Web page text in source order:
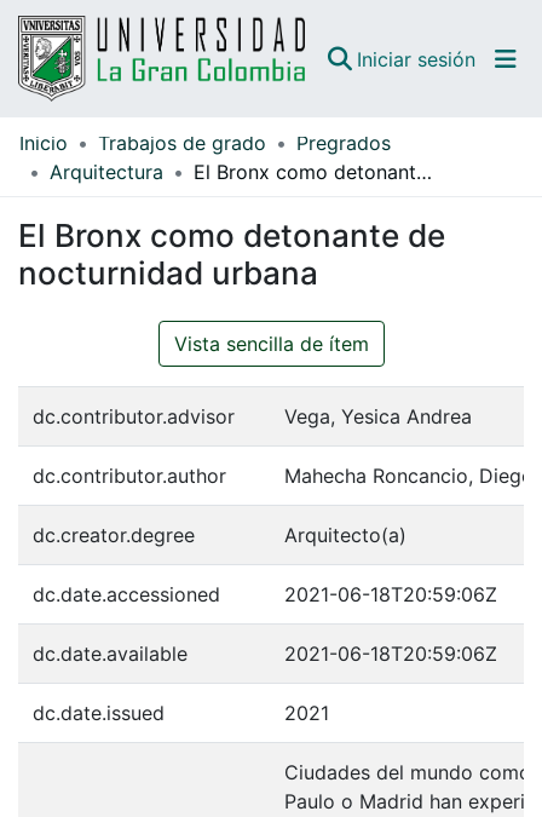
Iniciar sesión
Comunidades
Inicio Trabajos de grado
Pregrados
Arquitectura
El Bronx como detonante de nocturnidad urbana
El Bronx como detonante de
nocturnidad urbana
Vista sencilla de ítem
dc.contributor.advisor Vega, Yesica Andrea
dc.contributor.author Mahecha Roncancio, Diego
dc.creator.degree Arquitecto(a)
dc.date.accessioned 2021-06-18T20:59:06Z
dc.date.available 2021-06-18T20:59:06Z
dc.date.issued 2021
Ciudades del mundo como
Paulo o Madrid han